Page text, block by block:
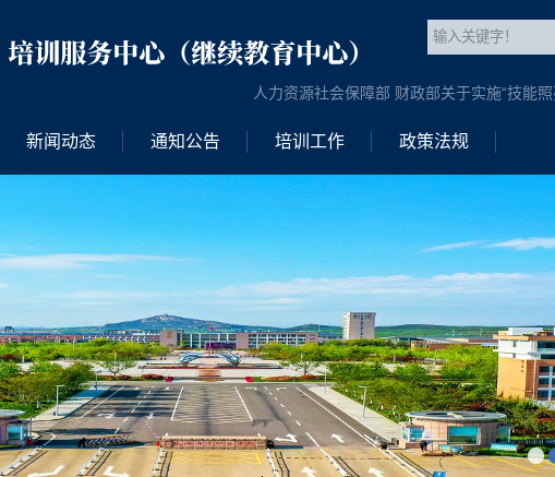
人力资源社会保障部 财政部关于实施“技能
新闻动态 通知公告 培训工作 政策法规